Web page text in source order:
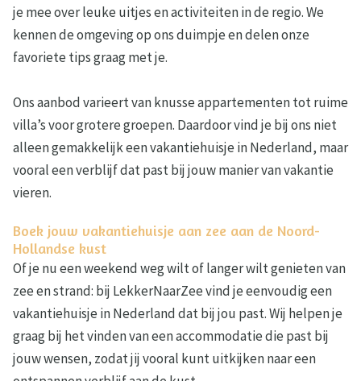
je mee over leuke uitjes en activiteiten in de regio. We
kennen de omgeving op ons duimpje en delen onze
favoriete tips graag met je.
Ons aanbod varieert van knusse appartementen tot ruime
villa’s voor grotere groepen. Daardoor vind je bij ons niet
alleen gemakkelijk een vakantiehuisje in Nederland, maar
vooral een verblijf dat past bij jouw manier van vakantie
vieren.
Boek jouw vakantiehuisje aan zee aan de Noord-
Hollandse kust
Of je nu een weekend weg wilt of langer wilt genieten van
zee en strand: bij LekkerNaarZee vind je eenvoudig een
vakantiehuisje in Nederland dat bij jou past. Wij helpen je
graag bij het vinden van een accommodatie die past bij
jouw wensen, zodat jij vooral kunt uitkijken naar een